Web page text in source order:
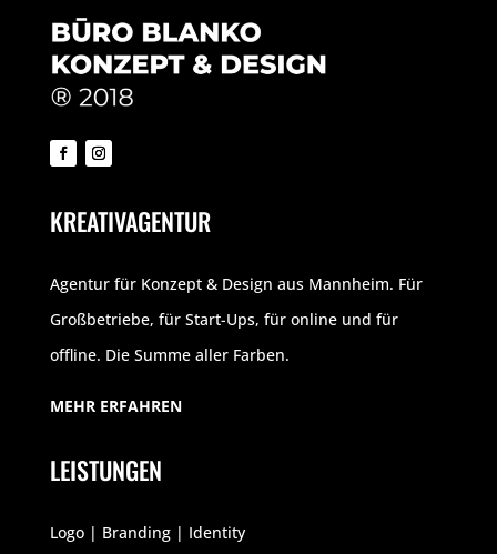
KREATIVAGENTUR
Agentur für Konzept & Design aus Mannheim. Für
Großbetriebe, für Start-Ups, für online und für
offline. Die Summe aller Farben.
MEHR ERFAHREN
LEISTUNGEN
Logo | Branding | Identity